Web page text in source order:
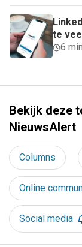
te veel
6 min
Bekijk deze
NieuwsAlert
Columns
Online
Social media